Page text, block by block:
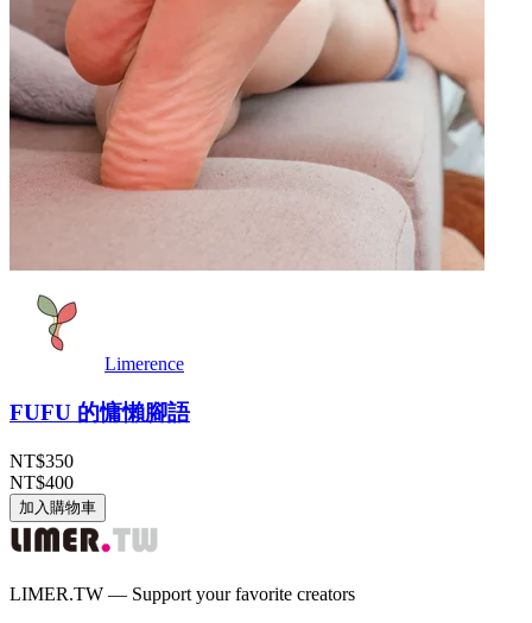
Limerence
FUFU 的慵懶腳語
NT$350
NT$400
加入購物車
LIMER.TW — Support your favorite creators